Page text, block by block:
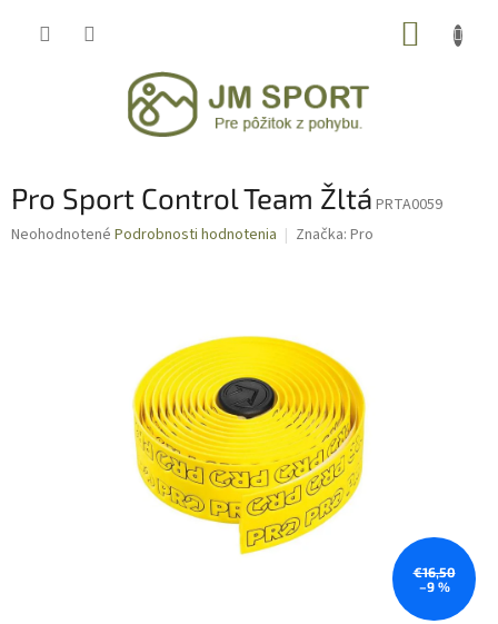
Pro Sport Control Team Žltá PRTA0059
Priemerné
Neohodnotené Podrobnosti hodnotenia Značka: Pro
€16,50
–9 %